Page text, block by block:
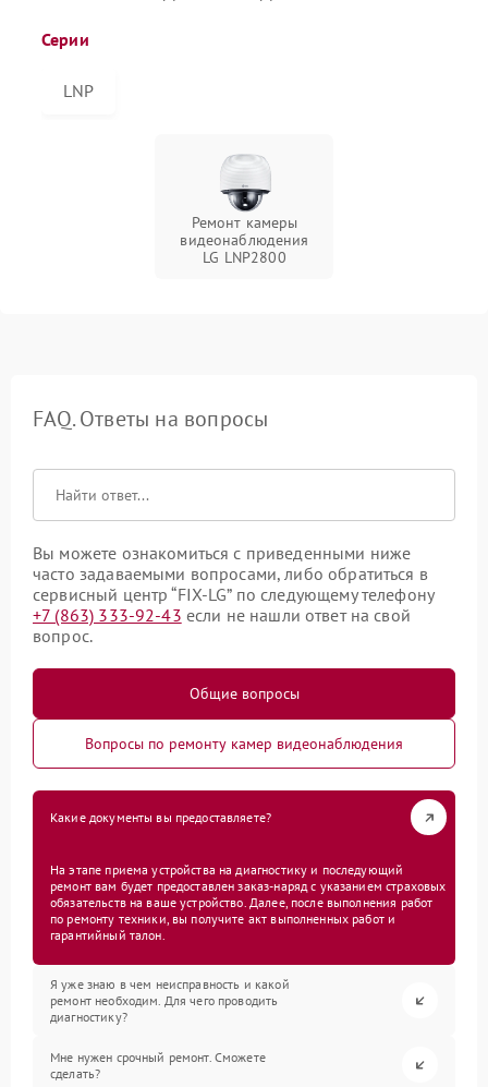
Серии
LNP
Ремонт камеры
видеонаблюдения
LG LNP2800
FAQ. Ответы на вопросы
Вы можете ознакомиться с приведенными ниже
часто задаваемыми вопросами, либо обратиться в
сервисный центр “FIX-LG” по следующему телефону
+7 (863) 333-92-43 если не нашли ответ на свой
вопрос.
Общие вопросы
Вопросы по ремонту камер видеонаблюдения
Какие документы вы предоставляете?
На этапе приема устройства на диагностику и последующий
ремонт вам будет предоставлен заказ-наряд с указанием страховых
обязательств на ваше устройство. Далее, после выполнения работ
по ремонту техники, вы получите акт выполненных работ и
гарантийный талон.
Я уже знаю в чем неисправность и какой
ремонт необходим. Для чего проводить
диагностику?
Мне нужен срочный ремонт. Сможете
сделать?